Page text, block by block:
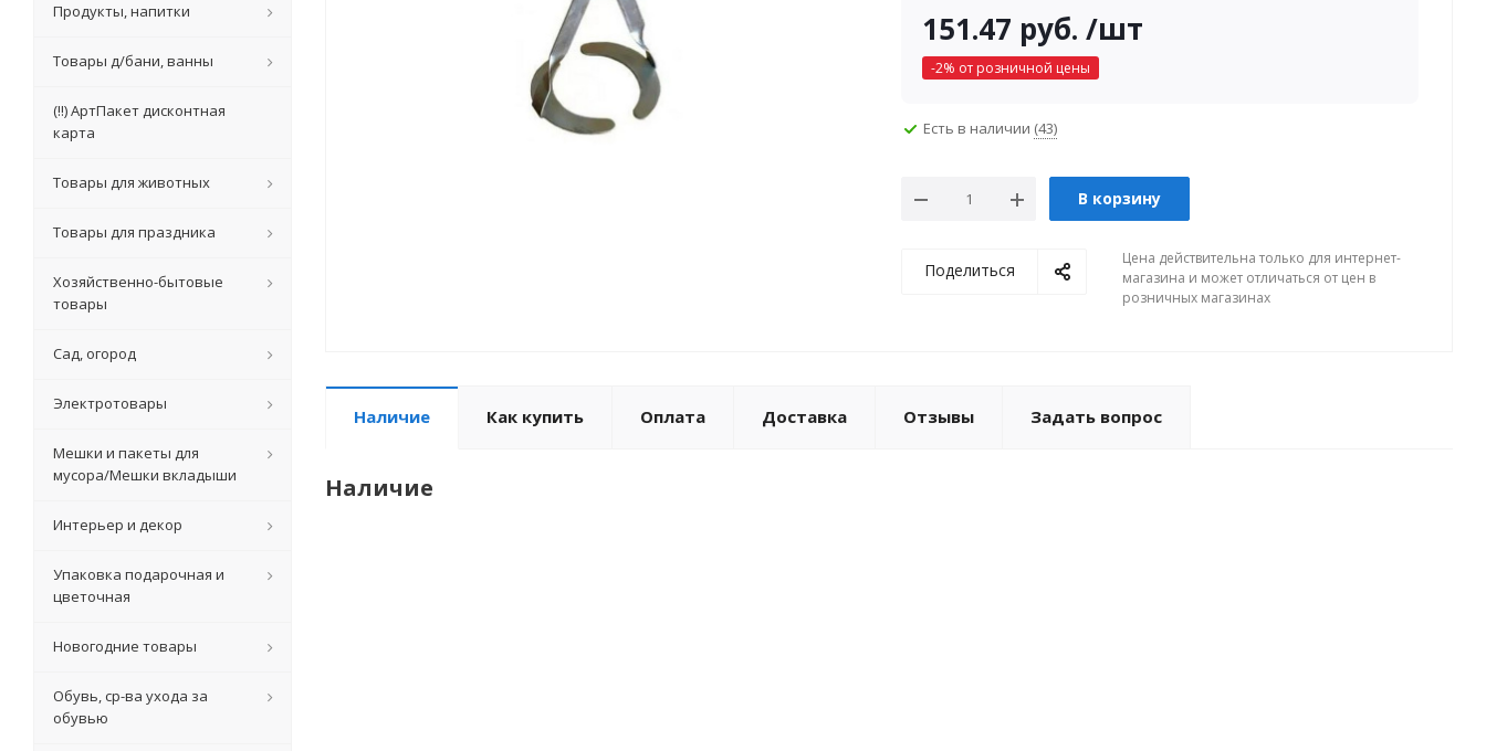
151.47 руб. /шт
-2% от розничной цены
Есть в наличии (43)
В корзину
Поделиться
Цена действительна только для интернет-
магазина и может отличаться от цен в
розничных магазинах
Наличие Как купить Оплата Доставка Отзывы Задать вопрос
Наличие
Продукты, напитки
Товары д/бани, ванны
(!!) АртПакет дисконтная
карта
Товары для животных
Товары для праздника
Хозяйственно-бытовые
товары
Сад, огород
Электротовары
Мешки и пакеты для
мусора/Мешки вкладыши
Интерьер и декор
Упаковка подарочная и
цветочная
Новогодние товары
Обувь, ср-ва ухода за
обувью